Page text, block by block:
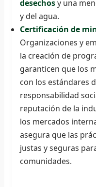
desechosy una
y del agua.
Certificación de
Organizaciones y
la creación de
garanticen que los
con los estándares
responsabilidad
reputación de la
los mercados
asegura que las
justas y seguras
comunidades.